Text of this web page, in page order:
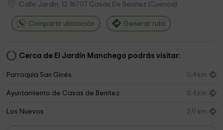
Calle Jardin, 12 16707 Casas De Benitez (Cuenca)
Compartir ubicación Generar ruta
Cerca de El Jardín Manchego podrás visitar:
Parroquia San Ginés 0,4 km
Ayuntamiento de Casas de Benítez 0,4 km
Los Nuevos 2,9 km